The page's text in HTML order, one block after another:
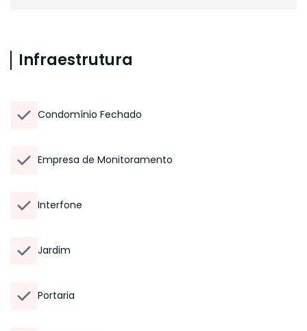
Infraestrutura
Condomínio Fechado
Empresa de Monitoramento
Interfone
Jardim
Portaria